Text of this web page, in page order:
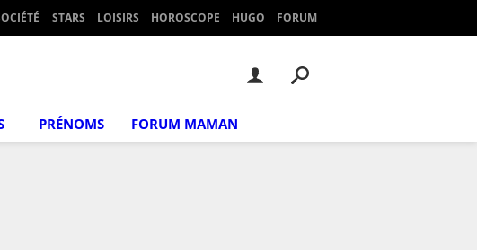
STARS LOISIRS HOROSCOPE HUGO FORUM
PRÉNOMS FORUM MAMAN